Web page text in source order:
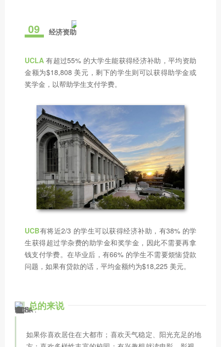
09 经济资助
UCLA有超过55% 的大学生能获得经济补助，平均资助
金额为$18,808 美元，剩下的学生则可以获得助学金或
奖学金，以帮助学生支付学费。
UCB有将近2/3 的学生可以获得经济补助，有38% 的学
生获得超过学杂费的助学金和奖学金，因此不需要再拿
钱支付学费。在毕业后，有66% 的学生不需要烦恼贷款
问题，如果有贷款的话，平均金额约为$18,225 美元。
总的来说
如果你喜欢居住在大都市；喜欢天气稳定、阳光充足的地